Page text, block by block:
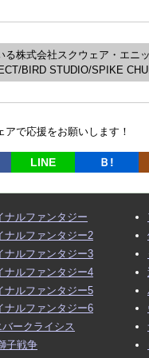
る株式会社スクウェア・エニ
BIRD STUDIO/SPIKE
で応援をお願いします！
LINE Ｂ!
ナルファンタジー
ナルファンタジー2
ナルファンタジー3
ナルファンタジー4
ナルファンタジー5
ナルファンタジー6
バークライシス
子戦争